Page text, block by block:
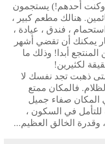
(وكنت أحدهم!) يستجمون
هنالك مطعم كبير ،
، فندق ، عيادة ،
يمكنك أن تقضي أشهر
أبدا! وذلك ما
لكثيرين!
ذهبت تجد نفسك لا
فالمكان ممتع
المكان صفاء جميل
للتأمل في السكون ،
وقدرة الخالق العظيم...